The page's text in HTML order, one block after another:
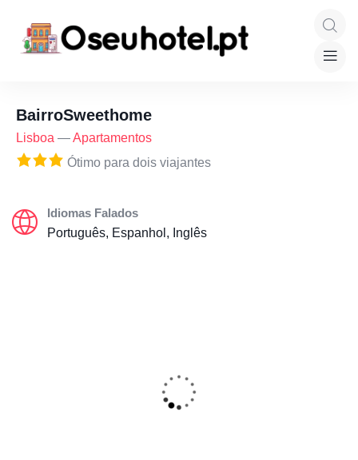
BairroSweethome
Lisboa —Apartamentos
Ótimo para dois viajantes
Idiomas Falados
Português, Espanhol, Inglês